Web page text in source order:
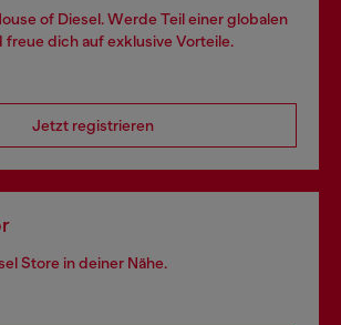
of Diesel. Werde Teil einer globalen
dich auf exklusive Vorteile.
Jetzt registrieren
Store in deiner Nähe.